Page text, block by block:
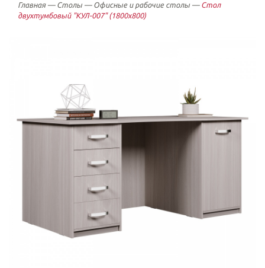
Главная— Столы — Офисные и рабочие столы — Стол
двухтумбовый "КУЛ-007" (1800х800)